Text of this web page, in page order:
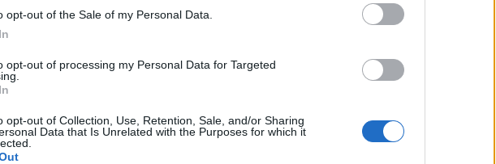
opt-out of the Sale of my Personal Data.
opt-out of processing my Personal Data for Targeted
opt-out of Collection, Use, Retention, Sale, and/or Sharing
Data that Is Unrelated with the Purposes for which it
király lesz belőle. „Az embert
édesanyám most boldog. Én mindig
jó és szeretetreméltó ember.